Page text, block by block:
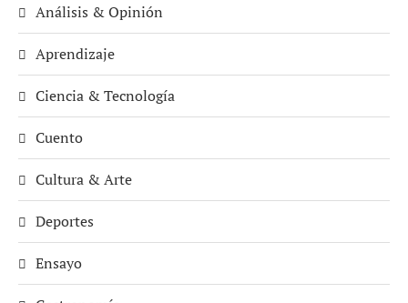
Análisis & Opinión
Aprendizaje
Ciencia & Tecnología
Cuento
Cultura & Arte
Deportes
Ensayo